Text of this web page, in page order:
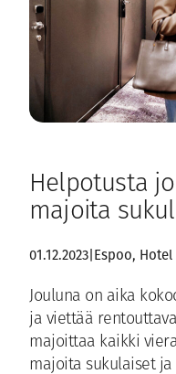
Helpotusta
majoita
01.12.2023 Espoo, Hotel
Jouluna on aika
ja viettää
majoittaa kaikki
majoita sukulaiset